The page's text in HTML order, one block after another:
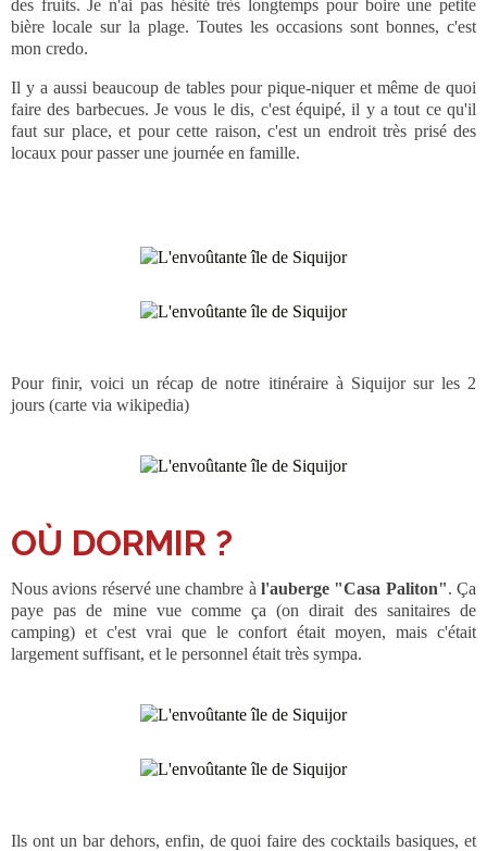
des fruits. Je n'ai pas hésité très longtemps pour boire une petite
bière locale sur la plage. Toutes les occasions sont bonnes, c'est
mon credo.
Il y a aussi beaucoup de tables pour pique-niquer et même de quoi
faire des barbecues. Je vous le dis, c'est équipé, il y a tout ce qu'il
faut sur place, et pour cette raison, c'est un endroit très prisé des
locaux pour passer une journée en famille.
Pour finir, voici un récap de notre itinéraire à Siquijor sur les 2
jours (carte via wikipedia)
OÙ DORMIR ?
Nous avions réservé une chambre à l'auberge "Casa Paliton". Ça
paye pas de mine vue comme ça (on dirait des sanitaires de
camping) et c'est vrai que le confort était moyen, mais c'était
largement suffisant, et le personnel était très sympa.
Ils ont un bar dehors, enfin, de quoi faire des cocktails basiques, et